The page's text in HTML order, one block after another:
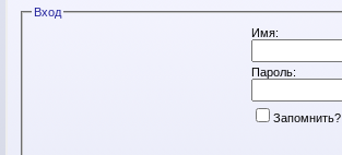
Вход
Имя:
Пароль:
Запомнить?